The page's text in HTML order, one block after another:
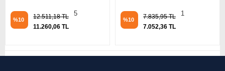
%10
12.511,18 TL
11.260,06 TL
5
%10
7.835,95 TL
7.052,36 TL
1